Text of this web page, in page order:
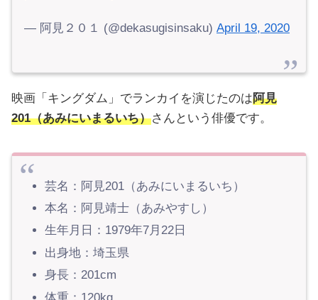
— 阿見２０１ (@dekasugisinsaku) April 19, 2020
映画「キングダム」でランカイを演じたのは阿見
201（あみにいまるいち）さんという俳優です。
芸名：阿見201（あみにいまるいち）
本名：阿見靖士（あみやすし）
生年月日：1979年7月22日
出身地：埼玉県
身長：201cm
体重：120kg